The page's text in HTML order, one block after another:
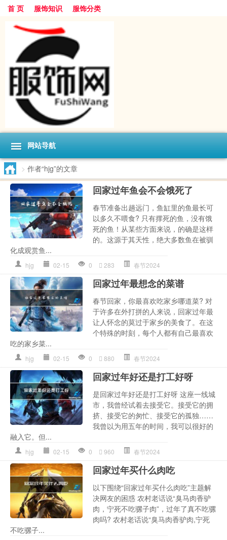
首 页 服饰知识 服饰分类
网站导航
> 作者“hjg”的文章
回家过年鱼会不会饿死了
春节准备出趟远门，鱼缸里的鱼最长可
以多久不喂食? 只有撑死的鱼，没有饿
死的鱼！从某些方面来说，的确是这样
的。这源于其天性，绝大多数鱼在被驯
化成观赏鱼...
hjg 02-15 0 283 春节2024
回家过年最想念的菜谱
春节回家，你最喜欢吃家乡哪道菜? 对
于许多在外打拼的人来说，回家过年最
让人怀念的莫过于家乡的美食了。在这
个特殊的时刻，每个人都有自己最喜欢
吃的家乡菜...
hjg 02-15 0 880 春节2024
回家过年好还是打工好呀
是回家过年好还是打工好呀 这座一线城
市，我曾经试着去接受它。接受它的拥
挤、接受它的匆忙、接受它的孤独……
我曾以为用五年的时间，我可以很好的
融入它。但...
hjg 02-15 0 960 春节2024
回家过年买什么肉吃
以下围绕“回家过年买什么肉吃”主题解
决网友的困惑 农村老话说“臭马肉香驴
肉，宁死不吃骡子肉”，过年了真不吃骡
肉吗? 农村老话说“臭马肉香驴肉,宁死
不吃骡子...